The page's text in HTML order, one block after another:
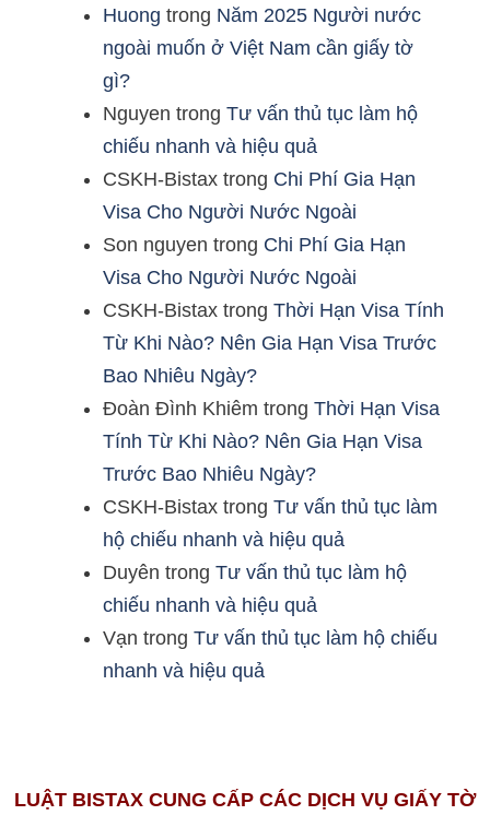
Huong trong Năm 2025 Người nước
ngoài muốn ở Việt Nam cần giấy tờ
gì?
Nguyen trong Tư vấn thủ tục làm hộ
chiếu nhanh và hiệu quả
CSKH-Bistax trong Chi Phí Gia Hạn
Visa Cho Người Nước Ngoài
Son nguyen trong Chi Phí Gia Hạn
Visa Cho Người Nước Ngoài
CSKH-Bistax trong Thời Hạn Visa Tính
Từ Khi Nào? Nên Gia Hạn Visa Trước
Bao Nhiêu Ngày?
Đoàn Đình Khiêm trong Thời Hạn Visa
Tính Từ Khi Nào? Nên Gia Hạn Visa
Trước Bao Nhiêu Ngày?
CSKH-Bistax trong Tư vấn thủ tục làm
hộ chiếu nhanh và hiệu quả
Duyên trong Tư vấn thủ tục làm hộ
chiếu nhanh và hiệu quả
Vạn trong Tư vấn thủ tục làm hộ chiếu
nhanh và hiệu quả
LUẬT BISTAX CUNG CẤP CÁC DỊCH VỤ GIẤY TỜ